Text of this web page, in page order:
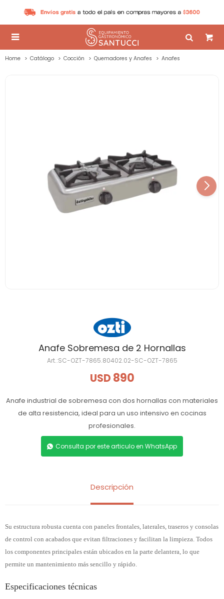

Home Catálogo Cocción Quemadores y Anafes Anafes
Anafe Sobremesa de 2 Hornallas
SC-OZT-7865.80402.02-SC-OZT-7865
USD 890
Anafe industrial de sobremesa con dos hornallas con materiales
de alta resistencia, ideal para un uso intensivo en cocinas
profesionales.
Consulta por este articulo en WhatsApp
Descripción
Su estructura robusta cuenta con paneles frontales, laterales, traseros y consolas
de control con acabados que evitan filtraciones y facilitan la limpieza. Todos
los componentes principales están ubicados en la parte delantera, lo que
permite un mantenimiento más sencillo y rápido.
Especificaciones técnicas